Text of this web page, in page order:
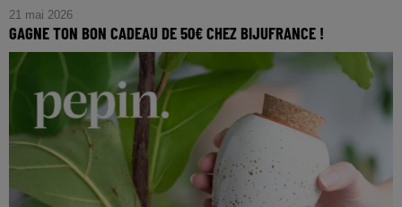
21 mai 2026
GAGNE TON BON CADEAU DE 50€ CHEZ BIJUFRANCE !